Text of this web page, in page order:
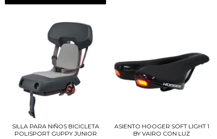
SILLA PARA NIÑOS BICICLETA
POLISPORT GUPPY JUNIOR
ASIENTO HOOGER SOFT LIGHT 1
BY VAIRO CON LUZ